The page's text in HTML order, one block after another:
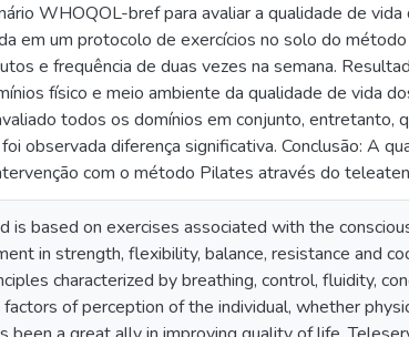
WHOQOL-bref para avaliar a qualidade de
em um protocolo de exercícios no solo do
e frequência de duas vezes na semana.
físico e meio ambiente da qualidade de vida
todos os domínios em conjunto, entretanto,
observada diferença significativa. Conclusão: A
com o método Pilates através do
is based on exercises associated with the
in strength, flexibility, balance, resistance and
characterized by breathing, control, fluidity,
of perception of the individual, whether